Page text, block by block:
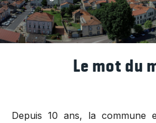
Le mot du
Depuis 10 ans, la commune